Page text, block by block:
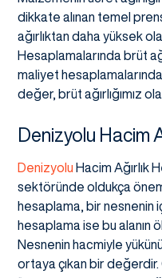
dikkate alınan temel
ağırlıktan daha yüksek
Hesaplamalarında brüt
maliyet
değer, brüt ağırlığımız
Denizyolu Hacim
Denizyolu Hacim Ağırlık
sektöründe oldukça
hesaplama, bir nesnenin
hesaplama ise bu alanın
Nesnenin hacmiyle
ortaya çıkan bir